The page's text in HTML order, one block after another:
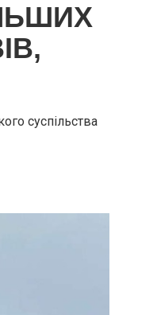
суспільства